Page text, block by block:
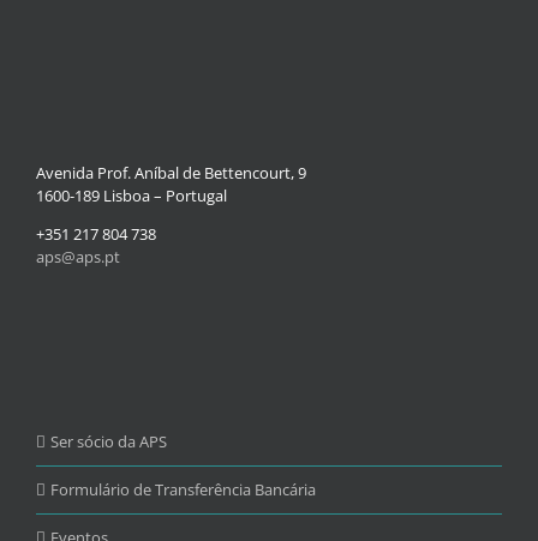
Avenida Prof. Aníbal de Bettencourt, 9
1600-189 Lisboa – Portugal
+351 217 804 738
aps@aps.pt
Ser sócio da APS
Formulário de Transferência Bancária